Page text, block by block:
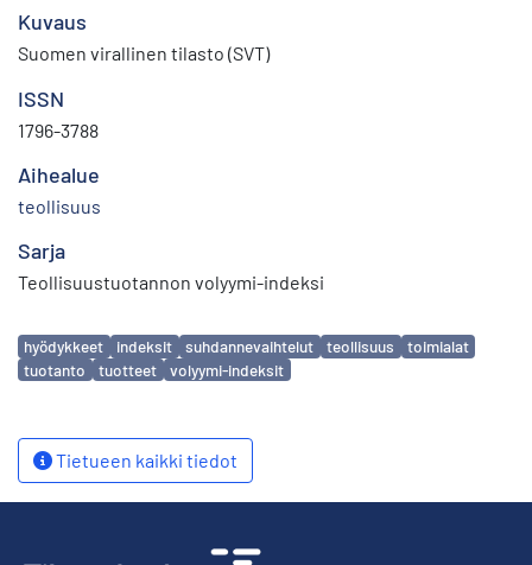
Kuvaus
Suomen virallinen tilasto (SVT)
ISSN
1796-3788
Aihealue
teollisuus
Sarja
Teollisuustuotannon volyymi-indeksi
Avainsanat
hyödykkeet indeksit suhdannevaihtelut teollisuus
toimialat
tuotanto
tuotteet volyymi-indeksit
Tietueen kaikki tiedot